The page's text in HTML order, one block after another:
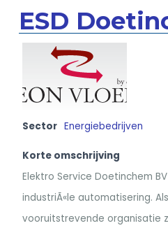
ESD
Sector Energiebedrijven
Korte omschrijving
Elektro Service Doetinchem
industriÃ«le automatisering.
vooruitstrevende organisatie